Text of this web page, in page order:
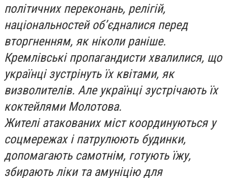
політичних переконань, релігій,
національностей об’єдналися перед
вторгненням, як ніколи раніше.
Кремлівські пропагандисти хвалилися, що
українці зустрінуть їх квітами, як
визволителів. Але українці зустрічають їх
коктейлями Молотова.
Жителі атакованих міст координуються у
соцмережах і патрулюють будинки,
допомагають самотнім, готують їжу,
збирають ліки та амуніцію для